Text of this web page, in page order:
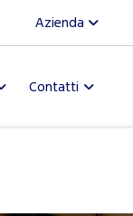
Azienda
Contatti